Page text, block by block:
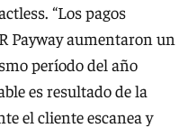
“Los pagos
Payway aumentaron un
período del año
es resultado de la
el cliente escanea y